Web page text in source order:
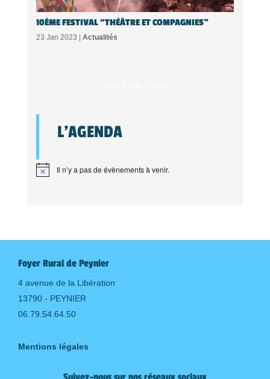
10ÈME FESTIVAL “THÉÂTRE ET COMPAGNIES”
23 Jan 2023 | Actualités
L'AGENDA
Il n’y a pas de évènements à venir.
Foyer Rural de Peynier
4 avenue de la Libération
13790 - PEYNIER
06.79.54.64.50
Mentions légales